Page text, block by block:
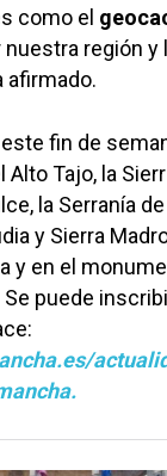
como el
región y
afirmado.
fin de
Tajo, la
la Serranía
y Sierra
y en el
puede